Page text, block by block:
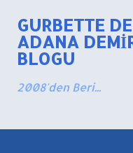
GURBETTE
ADANA
BLOGU
2008'den Beri...